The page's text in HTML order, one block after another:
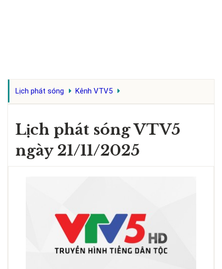
Lịch phát sóng Kênh VTV5
Lịch phát sóng VTV5
ngày 21/11/2025